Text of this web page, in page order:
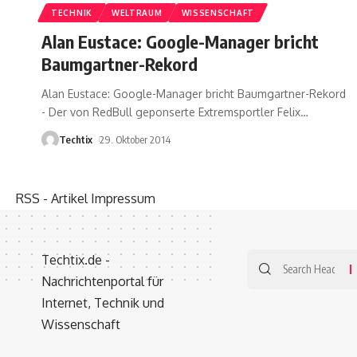
TECHNIK WELTRAUM WISSENSCHAFT
Alan Eustace: Google-Manager bricht
Baumgartner-Rekord
Alan Eustace: Google-Manager bricht Baumgartner-Rekord
- Der von RedBull geponserte Extremsportler Felix…
Techtix 29. Oktober 2014
RSS - Artikel Impressum
Techtix.de -
Nachrichtenportal für
Internet, Technik und
Wissenschaft